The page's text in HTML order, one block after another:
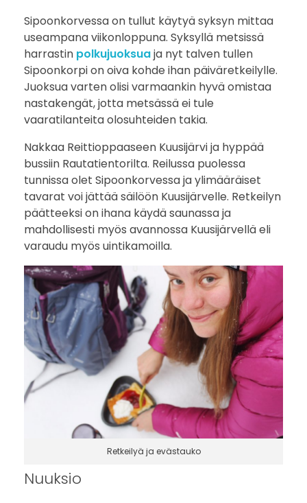
s
i
n
g
i
s
t
ä
Sipoonkorvessa on tullut käytyä syksyn mittaa
useampana viikonloppuna. Syksyllä metsissä
harrastin polkujuoksuaja nyt talven tullen
Sipoonkorpi on oiva kohde ihan päiväretkeilylle.
Juoksua varten olisi varmaankin hyvä omistaa
nastakengät, jotta metsässä ei tule
vaaratilanteita olosuhteiden takia.
Nakkaa Reittioppaaseen Kuusijärvi ja hyppää
bussiin Rautatientorilta. Reilussa puolessa
tunnissa olet Sipoonkorvessa ja ylimääräiset
tavarat voi jättää säilöön Kuusijärvelle. Retkeilyn
päätteeksi on ihana käydä saunassa ja
mahdollisesti myös avannossa Kuusijärvellä eli
varaudu myös uintikamoilla.
Retkeilyä ja evästauko
Nuuksio